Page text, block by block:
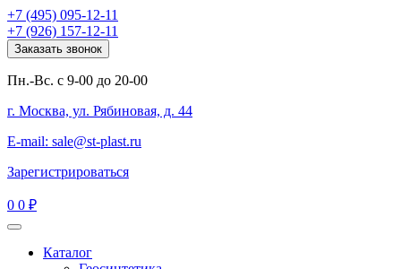
+7 (495) 095-12-11
+7 (926) 157-12-11
Заказать звонок
Пн.-Вс. с 9-00 до 20-00
г. Москва, ул. Рябиновая, д. 44
E-mail: sale@st-plast.ru
Зарегистрироваться
0 0 ₽
Каталог